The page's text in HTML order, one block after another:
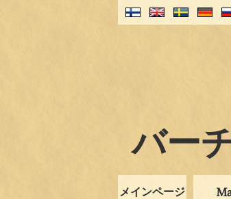
バー
メインページ